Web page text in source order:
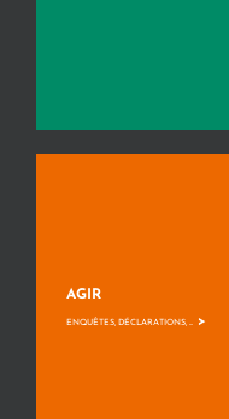
AGIR
ENQUÊTES, DÉCLARATIONS, ... >